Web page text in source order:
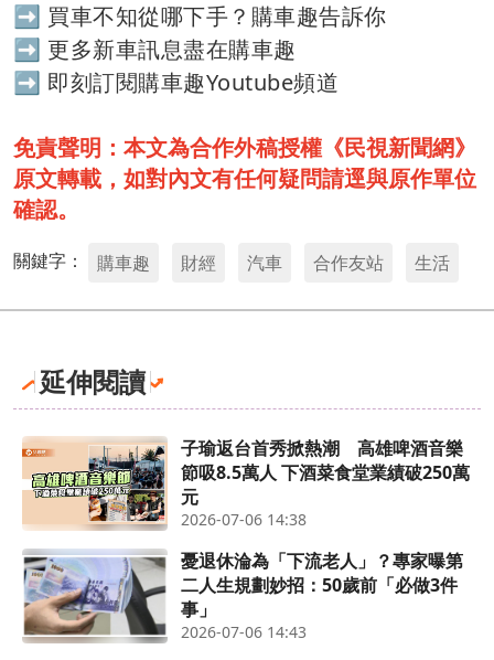
➡️ 買車不知從哪下手？購車趣告訴你
➡️ 更多新車訊息盡在購車趣
➡️ 即刻訂閱購車趣Youtube頻道
免責聲明：本文為合作外稿授權《民視新聞網》
原文轉載，如對內文有任何疑問請逕與原作單位
確認。
關鍵字： 購車趣 財經 汽車 合作友站 生活
延伸閱讀
子瑜返台首秀掀熱潮 高雄啤酒音樂
節吸8.5萬人 下酒菜食堂業績破250萬
元
2026-07-06 14:38
憂退休淪為「下流老人」？專家曝第
二人生規劃妙招：50歲前「必做3件
事」
2026-07-06 14:43